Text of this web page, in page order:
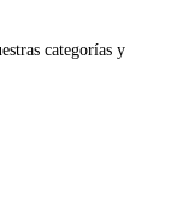
categorías y